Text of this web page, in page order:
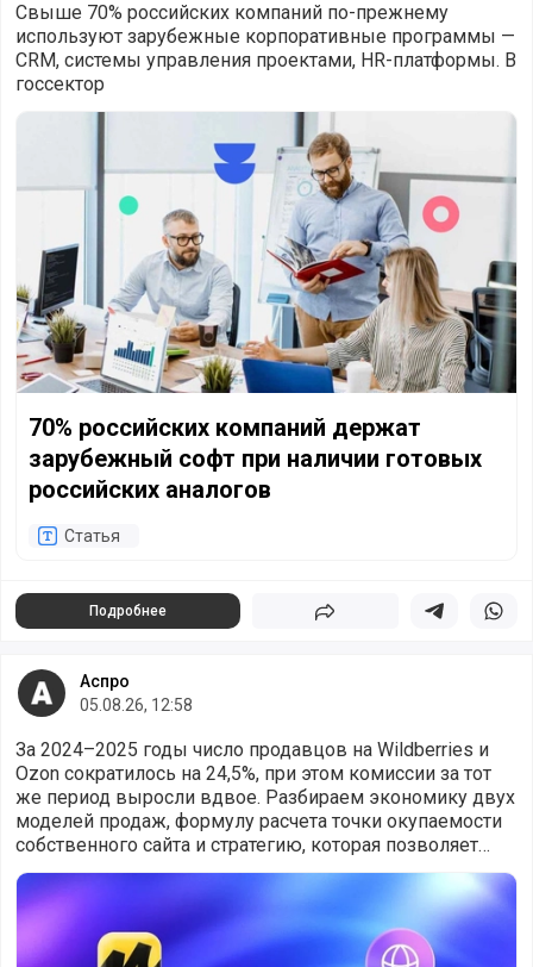
Свыше 70% российских компаний по-прежнему
используют зарубежные корпоративные программы —
CRM, системы управления проектами, HR-платформы. В
госсектор
70% российских компаний держат зарубежный софт при
70% российских компаний держат
зарубежный софт при наличии готовых
российских аналогов
Статья
Подробнее Поделиться Поделиться в
Аспро
05.08.26, 12:58
За 2024–2025 годы число продавцов на Wildberries и
Ozon сократилось на 24,5%, при этом комиссии за тот
же период выросли вдвое. Разбираем экономику двух
моделей продаж, формулу расчета точки окупаемости
собственного сайта и стратегию, которая позволяет
использовать оба канала эфф
Четверть продавцов ушла с маркетплейсов: что